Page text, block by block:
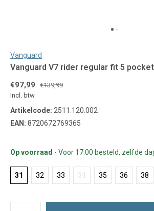
Vanguard
Vanguard V7 rider regular fit 5
€97,99
€139,99
Incl. btw
Artikelcode: 2511.120.002
EAN: 8720672769365
Op voorraad - Voor 17:00 besteld, zelfde
31 32 33 34 35 36 38